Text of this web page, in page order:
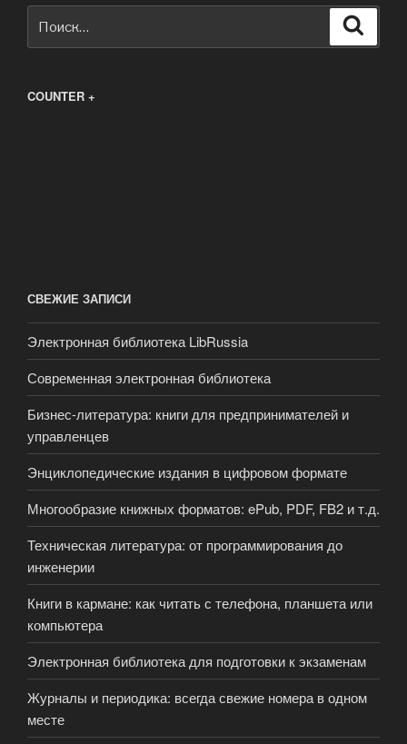
COUNTER +
СВЕЖИЕ ЗАПИСИ
Электронная библиотека LibRussia
Современная электронная библиотека
Бизнес-литература: книги для предпринимателей и
управленцев
Энциклопедические издания в цифровом формате
Многообразие книжных форматов: ePub, PDF, FB2 и т.д.
Техническая литература: от программирования до
инженерии
Книги в кармане: как читать с телефона, планшета или
компьютера
Электронная библиотека для подготовки к экзаменам
Журналы и периодика: всегда свежие номера в одном
месте